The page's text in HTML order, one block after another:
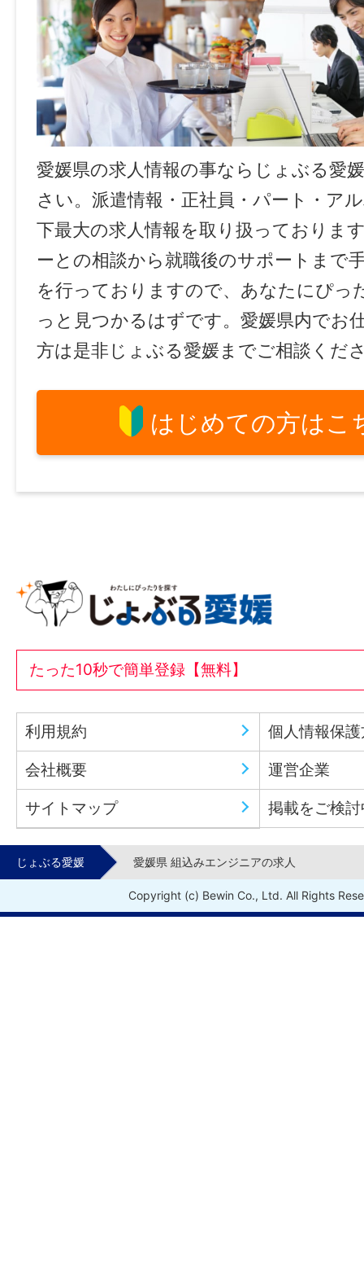
愛媛県の求人情報の事ならじょぶる愛
さい。派遣情報・正社員・パート・ア
下最大の求人情報を取り扱っておりま
ーとの相談から就職後のサポートまで
を行っておりますので、あなたにぴっ
っと見つかるはずです。愛媛県内でお
方は是非じょぶる愛媛までご相談くだ
はじめての方はこ
たった10秒で簡単登録【無料】
利用規約 個人情報保
会社概要 運営企業
サイトマップ 掲載をご検
じょぶる愛媛 愛媛県 組込みエンジニアの求人
Copyright (c) Bewin Co., Ltd. All Rights